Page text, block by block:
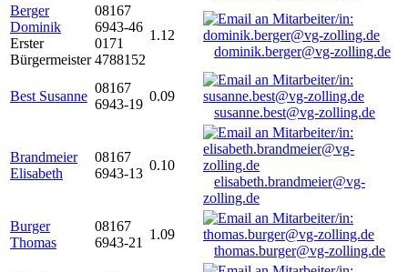
Berger
Dominik
Erster
Bürgermeister
08167
6943-46
0171
4788152
1.12
dominik.berger@vg-zolling.de
Best Susanne
08167
6943-19
0.09
susanne.best@vg-zolling.de
Brandmeier
Elisabeth
08167
6943-13
0.10
elisabeth.brandmeier@vg-
zolling.de
Burger
Thomas
08167
6943-21
1.09
thomas.burger@vg-zolling.de